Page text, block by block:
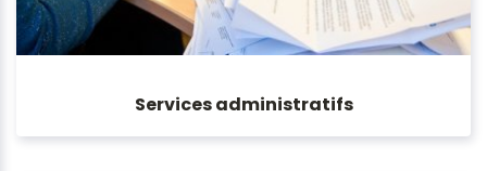
Services administratifs